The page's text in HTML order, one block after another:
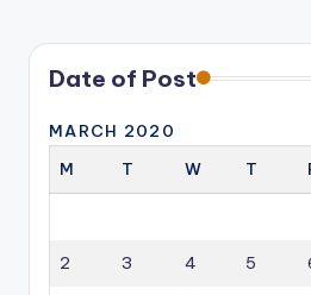
Date of Post
MARCH 2020
M
T W T
2 3 4 5